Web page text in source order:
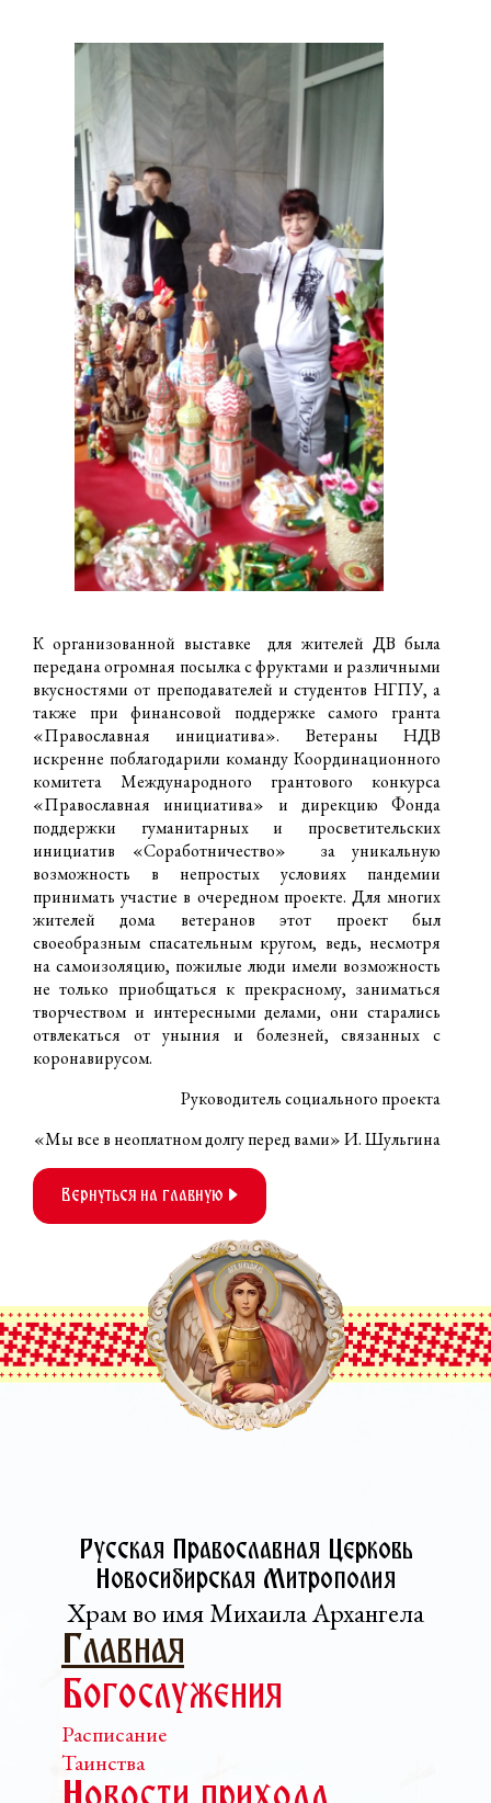
К организованной выставке для жителей ДВ была
передана огромная посылка с фруктами и различными
вкусностями от преподавателей и студентов НГПУ, а
также при финансовой поддержке самого гранта
«Православная инициатива». Ветераны НДВ
искренне поблагодарили команду Координационного
комитета Международного грантового конкурса
«Православная инициатива» и дирекцию Фонда
поддержки гуманитарных и просветительских
инициатив «Соработничество» за уникальную
возможность в непростых условиях пандемии
принимать участие в очередном проекте. Для многих
жителей дома ветеранов этот проект был
своеобразным спасательным кругом, ведь, несмотря
на самоизоляцию, пожилые люди имели возможность
не только приобщаться к прекрасному, заниматься
творчеством и интересными делами, они старались
отвлекаться от уныния и болезней, связанных с
коронавирусом.
Руководитель социального проекта
«Мы все в неоплатном долгу перед вами» И. Шульгина
Вернуться на главную
Русская Православная Церковь­
Новосибирская Митрополия
Храм во имя Михаила Архангела
Главная
Богослужения
Расписание
Таинства